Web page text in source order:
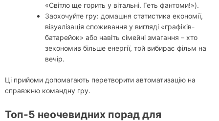
«Світло ще горить у вітальні. Геть фантоми!»).
Заохочуйте гру: домашня статистика економії,
візуалізація споживання у вигляді «графіків-
батарейок» або навіть сімейні змагання – хто
зекономив більше енергії, той вибирає фільм на
вечір.
Ці прийоми допомагають перетворити автоматизацію на
справжню командну гру.
Топ-5 неочевидних порад для